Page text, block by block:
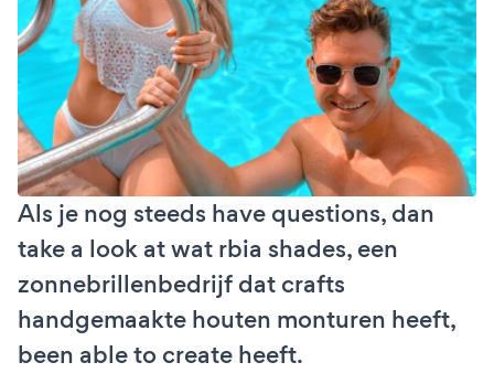
Als je nog steeds have questions, dan
take a look at wat rbia shades, een
zonnebrillenbedrijf dat crafts
handgemaakte houten monturen heeft,
been able to create heeft.